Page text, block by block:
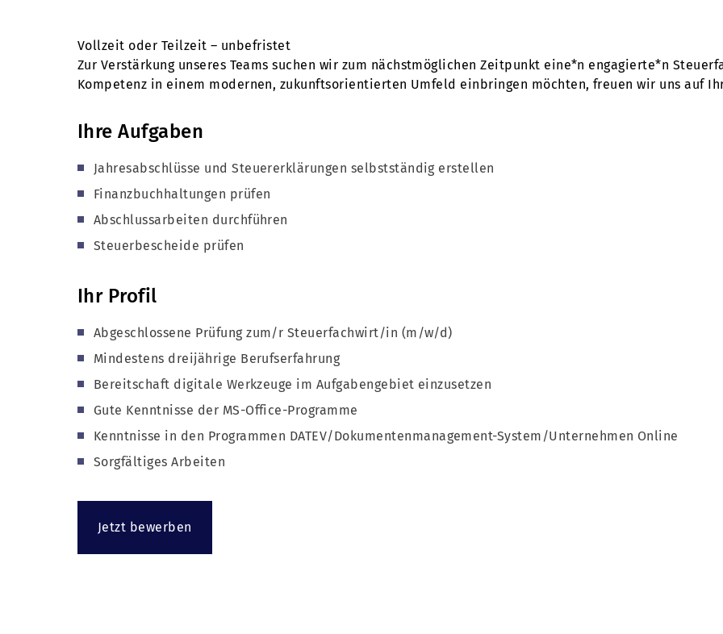
Vollzeit oder Teilzeit – unbefristet
Zur Verstärkung unseres Teams suchen wir zum nächstmöglichen Zeitpunkt eine*n engagierte*n
Kompetenz in einem modernen, zukunftsorientierten Umfeld einbringen möchten, freuen wir uns auf
Ihre Aufgaben
Jahresabschlüsse und Steuererklärungen selbstständig erstellen
Finanzbuchhaltungen prüfen
Abschlussarbeiten durchführen
Steuerbescheide prüfen
Ihr Profil
Abgeschlossene Prüfung zum/r Steuerfachwirt/in (m/w/d)
Mindestens dreijährige Berufserfahrung
Bereitschaft digitale Werkzeuge im Aufgabengebiet einzusetzen
Gute Kenntnisse der MS-Office-Programme
Kenntnisse in den Programmen DATEV/Dokumentenmanagement-System/Unternehmen Online
Sorgfältiges Arbeiten
Jetzt bewerben